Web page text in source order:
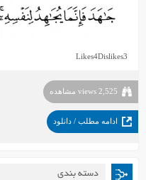
Likes4Dislikes3
2,525 views مشاهده
ادامه مطلب / دانلود
دسته بندی